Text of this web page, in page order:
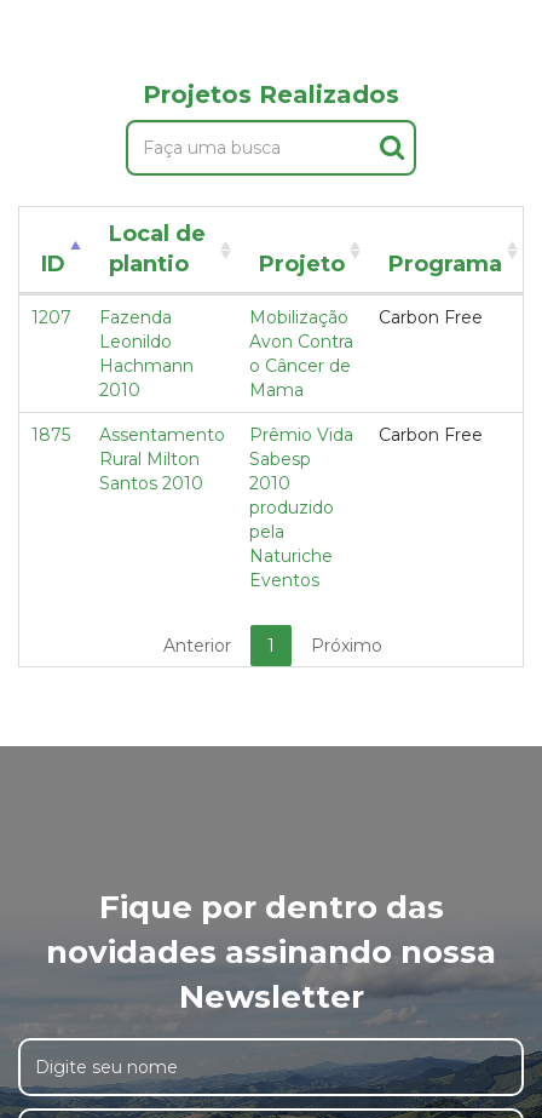
Projetos Realizados
ID
Local de
plantio
Projeto Programa
1207
Fazenda
Leonildo
Hachmann
2010
Mobilização
Avon Contra
o Câncer de
Mama
Carbon Free
1875
Assentamento
Rural Milton
Santos 2010
Prêmio Vida
Sabesp
2010
produzido
pela
Naturiche
Eventos
Carbon Free
Anterior 1 Próximo
Fique por dentro das
novidades assinando nossa
Newsletter